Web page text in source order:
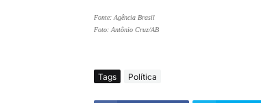
Fonte: Agência Brasil
Foto: Antônio Cruz/AB
Tags Política